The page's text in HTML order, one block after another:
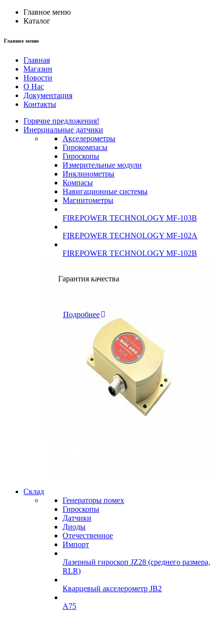
Главное меню
Каталог
Главное меню
Главная
Магазин
Новости
О Нас
Документация
Контакты
Горячие предложения!
Инерциальные датчики
Акселерометры
Гирокомпасы
Гироскопы
Измерительные модули
Инклинометры
Компасы
Навигационные системы
Магнитометры
FIREPOWER TECHNOLOGY MF-103B
FIREPOWER TECHNOLOGY MF-102A
FIREPOWER TECHNOLOGY MF-102B
Гарантия качества
Подробнее
Инклинометры
подробнее
Склад
Генераторы помех
Гироскопы
Датчики
Диоды
Отечественное
Импорт
Лазерный гироскоп JZ28 (среднего размера,
RLR)
Кварцевый акселерометр JB2
A75